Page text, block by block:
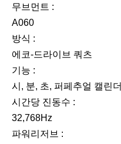
무브먼트 :
A060
방식 :
에코-드라이브 쿼츠
기능 :
시, 분, 초, 퍼페추얼 캘린더
시간당 진동수 :
32,768Hz
파워리저브 :